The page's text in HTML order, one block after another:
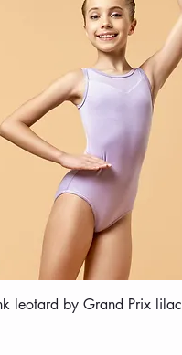
leotard by Grand Prix lilac